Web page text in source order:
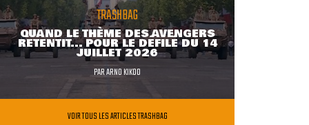
TRASHBAG
QUAND LE THÈME DES AVENGERS
RETENTIT... POUR LE DÉFILÉ DU 14
JUILLET 2026
PARARNO KIKOO
VOIR TOUS LES ARTICLES TRASHBAG